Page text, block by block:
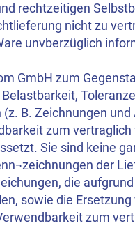
rechtzeitigen
nicht zu
unvberzüglich
GmbH zum
B. Zeichnungen
zum
Sie sind keine
der
die
sowie die
zum